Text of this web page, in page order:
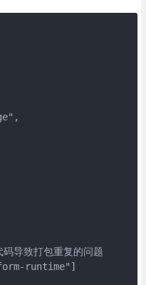
导致打包重复的问题
runtime"]